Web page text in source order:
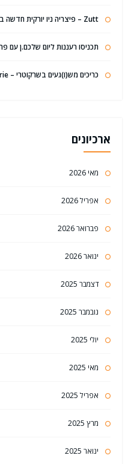
Zutt – פיצריה ניו יורקית חדשה במלון לינק התל אביבי
תכניסו רעננות ליום שלכם.ן עם
כריכים מש(ו)געים בשרקוטרי – charcuterie סנדוויץ' בר – תל אביב
ארכיונים
מאי 2026
אפריל 2026
פברואר 2026
ינואר 2026
דצמבר 2025
נובמבר 2025
יולי 2025
מאי 2025
אפריל 2025
מרץ 2025
ינואר 2025